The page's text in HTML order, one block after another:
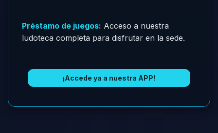
Préstamo de juegos: Acceso a nuestra
ludoteca completa para disfrutar en la sede.
¡Accede ya a nuestra APP!